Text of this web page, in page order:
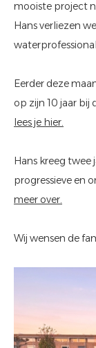
mooiste project
Hans verliezen
Eerder deze
op zijn 10 jaar bij
lees je hier.
Hans kreeg twee
progressieve en
meer over.
Wij wensen de